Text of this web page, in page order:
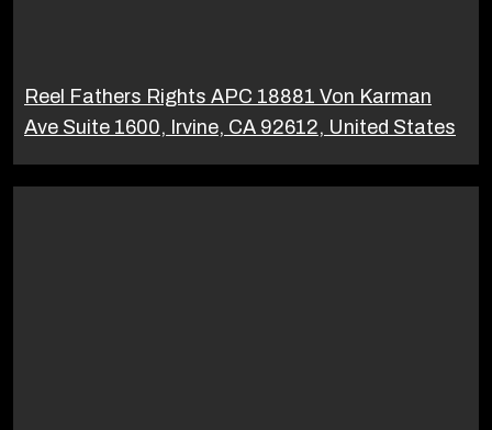
Reel Fathers Rights APC 18881 Von Karman
Ave Suite 1600, Irvine, CA 92612, United States